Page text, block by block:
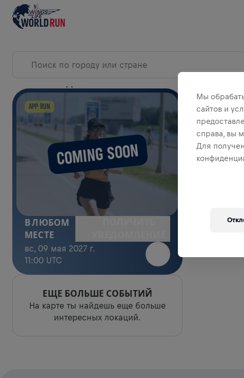
COMING SOON
APP RUN
В ЛЮБОМ
МЕСТЕ
вс, 09 мая 2027 г.
11:00 UTC
ЕЩЕ БОЛЬШЕ СОБЫТИЙ
На карте ты найдешь еще больше
интересных локаций.
Мы
сайтов и
справа, вы
Для